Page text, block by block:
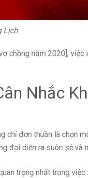
Lịch
chồng năm 2020],
Nhắc
chỉ đơn thuần là chọn
đại diễn ra suôn sẻ và
trọng nhất trong